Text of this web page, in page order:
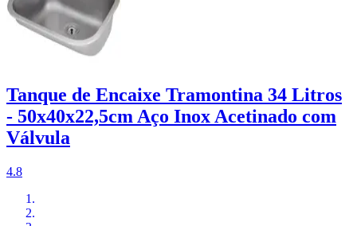
Tanque de Encaixe Tramontina 34 Litros
- 50x40x22,5cm Aço Inox Acetinado com
Válvula
4.8